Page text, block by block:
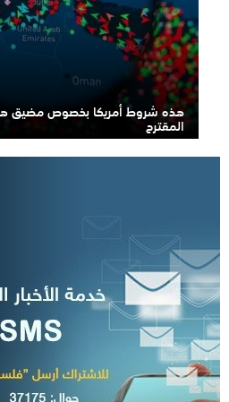
هذه شروط أمريكا بخصوص مضيق
المقترح